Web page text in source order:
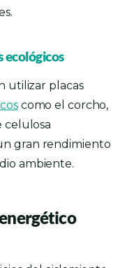
ecológicos
utilizar placas
como el corcho,
celulosa
gran rendimiento
ambiente.